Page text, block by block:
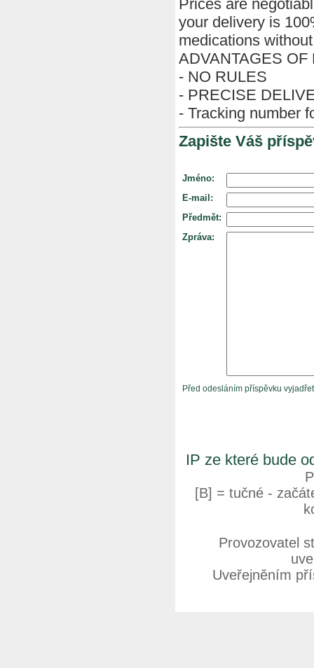
Prices are
your delivery is
medications
ADVANTAGES
- NO RULES
- PRECISE
- Tracking number
Zapište Váš
Jméno:
E-mail:
Předmět:
Zpráva:
Před odesláním příspěvku
IP ze které bude
[B] = tučné -
Provozovatel
Uveřejněním